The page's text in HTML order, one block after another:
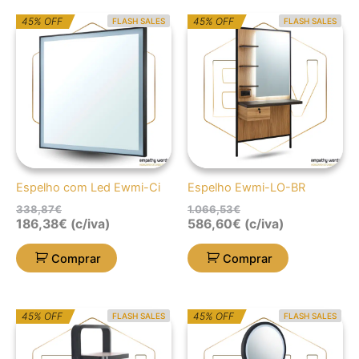
FLASH SALES
45% OFF
Espelho com Led Ewmi-Ci
338,87€
O
preço
O
preço
186,38€ (c/iva)
Comprar
FLASH SALES
45% OFF
Espelho Ewmi-LO-BR
1.066,53€
O
preço
original
1.066,53€.
O
preço
atual
586,60€.
586,60€ (c/iva)
Comprar
FLASH SALES
45% OFFO
preço
original
era:
O
preço
atual
é:
FLASH SALES
45% OFF O
preço
original
era:
O
preço
atual
é: